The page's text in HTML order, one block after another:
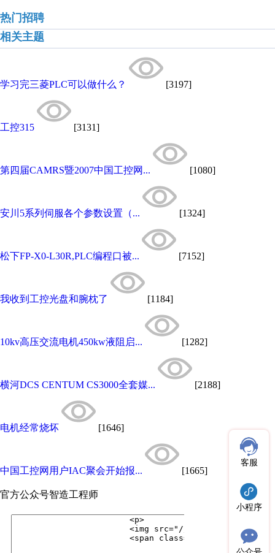
热门招聘
相关主题
学习完三菱PLC可以做什么？ [3197]
工控315 [3131]
第四届CAMRS暨2007中国工控网... [1080]
安川5系列伺服各个参数设置（... [1324]
松下FP-X0-L30R,PLC编程口被... [7152]
我收到工控光盘和腕枕了 [1184]
10kv高压交流电机450kw液阻启... [1282]
横河DCS CENTUM CS3000全套媒... [2188]
电机经常烧坏 [1646]
中国工控网用户IAC聚会开始报... [1665]
官方公众号智造工程师
客服
小程序